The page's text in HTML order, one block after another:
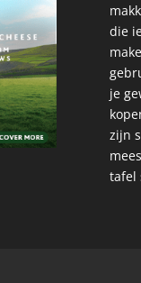
die
je
zijn
tafel